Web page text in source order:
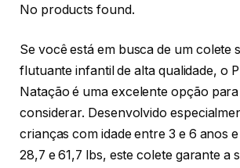
No products found.
Se você está em busca de um colete
flutuante infantil de alta qualidade, o
Natação é uma excelente opção
considerar. Desenvolvido
crianças com idade entre 3 e 6 anos
28,7 e 61,7 lbs, este colete garante a